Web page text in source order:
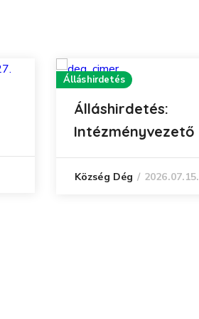
Álláshirdetés
Álláshirdetés:
Intézményvezető
Község Dég 2026.07.15.